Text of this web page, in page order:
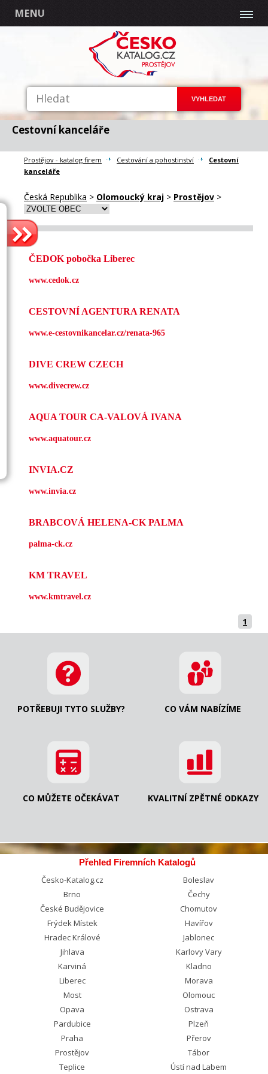
MENU
Cestovní kanceláře
Prostějov - katalog firem Cestování a pohostinství
Cestovní
kanceláře
Česká Republika > Olomoucký kraj > Prostějov >
ČEDOK pobočka Liberec
www.cedok.cz
CESTOVNÍ AGENTURA RENATA
www.e-cestovnikancelar.cz/renata-965
DIVE CREW CZECH
www.divecrew.cz
AQUA TOUR CA-VALOVÁ IVANA
www.aquatour.cz
INVIA.CZ
www.invia.cz
BRABCOVÁ HELENA-CK PALMA
palma-ck.cz
KM TRAVEL
www.kmtravel.cz
1
POTŘEBUJI TYTO SLUŽBY? CO VÁM NABÍZÍME
CO MŮŽETE OČEKÁVAT KVALITNÍ ZPĚTNÉ ODKAZY
Přehled Firemních Katalogů
Česko-Katalog.cz
Boleslav
Brno
Čechy
České Budějovice
Chomutov
Frýdek Místek
Havířov
Hradec Králové
Jablonec
Jihlava
Karlovy Vary
Karviná
Kladno
Liberec
Morava
Most
Olomouc
Opava
Ostrava
Pardubice
Plzeň
Praha
Přerov
Prostějov
Tábor
Teplice
Ústí nad Labem